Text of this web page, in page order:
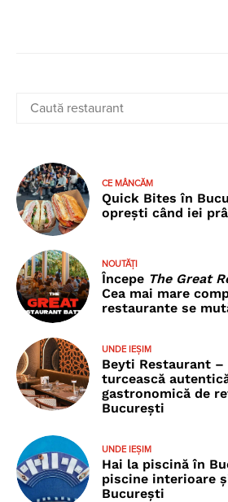
CE MÂNCĂM
Quick Bites în
oprești când iei
NOUTĂȚI
Începe The Great
Cea mai mare
restaurante se
UNDE IEȘIM
Beyti Restaurant
turcească
gastronomică de
București
UNDE IEȘIM
Hai la piscină în
piscine interioare
București